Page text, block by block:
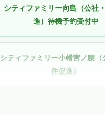
シティファミリー向島（公社
進）待機予約受付中
シティファミリー小幡宮ノ腰（
住促進）